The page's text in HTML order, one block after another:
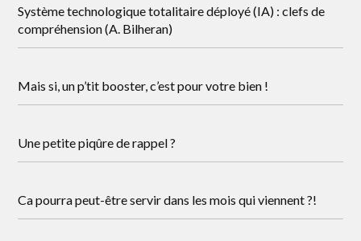
Système technologique totalitaire déployé (IA) : clefs de
compréhension (A. Bilheran)
Mais si, un p’tit booster, c’est pour votre bien !
Une petite piqûre de rappel ?
Ca pourra peut-être servir dans les mois qui viennent ?!